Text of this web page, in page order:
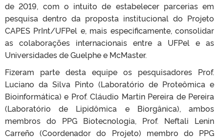
de 2019, com o intuito de estabelecer parcerias em
pesquisa dentro da proposta institucional do Projeto
CAPES PrInt/UFPel e, mais especificamente, consolidar
as colaborações internacionais entre a UFPel e as
Universidades de Guelphe e McMaster.
Fizeram parte desta equipe os pesquisadores Prof.
Luciano da Silva Pinto (Laboratório de Proteômica e
Bioinformática) e Prof. Cláudio Martin Pereira de Pereira
(Laboratório de Lipidômica e Biorgânica), ambos
membros do PPG Biotecnologia, Prof. Neftali Lenin
Carreño (Coordenador do Projeto) membro do PPG